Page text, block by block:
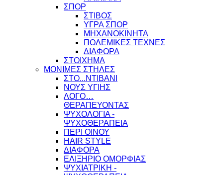
ΣΠΟΡ
ΣΤΙΒΟΣ
ΥΓΡΑ ΣΠΟΡ
ΜΗΧΑΝΟΚΙΝΗΤΑ
ΠΟΛΕΜΙΚΕΣ ΤΕΧΝΕΣ
ΔΙΑΦΟΡΑ
ΣΤΟΙΧΗΜΑ
ΜΟΝΙΜΕΣ ΣΤΗΛΕΣ
ΣΤΟ...ΝΤΙΒΑΝΙ
ΝΟΥΣ ΥΓΙΗΣ
ΛΟΓΟ…
ΘΕΡΑΠΕΥΟΝΤΑΣ
ΨΥΧΟΛΟΓΙΑ -
ΨΥΧΟΘΕΡΑΠΕΙΑ
ΠΕΡΙ ΟΙΝΟΥ
HAIR STYLE
ΔΙΑΦΟΡΑ
ΕΛΙΞΗΡΙΟ ΟΜΟΡΦΙΑΣ
ΨΥΧΙΑΤΡΙΚΗ -